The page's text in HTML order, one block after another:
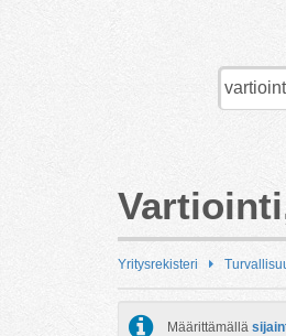
Yritysrekisteri
Määrittämällä